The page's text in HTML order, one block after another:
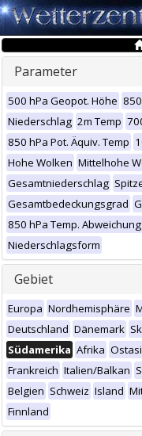
Parameter
500 hPa Geopot. Höhe
Niederschlag 2m Temp
850 hPa Pot. Äquiv. Temp
Hohe Wolken Mittelhohe
Gesamtniederschlag
Gesamtbedeckungsgrad
850 hPa Temp. Abweichung
Niederschlagsform
Gebiet
Europa Nordhemisphäre
Deutschland Dänemark
Südamerika Afrika
Frankreich Italien/Balkan
Belgien Schweiz Island
Finnland